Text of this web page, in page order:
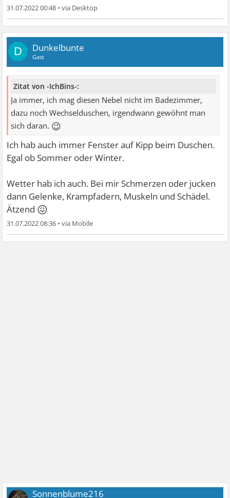
31.07.2022 00:48 •
D Dunkelbunte
Gast
Zitat von -IchBins-:
Ja immer, ich mag diesen Nebel nicht im Badezimmer,
dazu noch Wechselduschen, irgendwann gewöhnt man
sich daran. 😉
Ich hab auch immer Fenster auf Kipp beim Duschen.
Egal ob Sommer oder Winter.
Wetter hab ich auch. Bei mir Schmerzen oder jucken
dann Gelenke, Krampfadern, Muskeln und Schädel.
Ätzend 😖
31.07.2022 08:36 •
Sonnenblume216